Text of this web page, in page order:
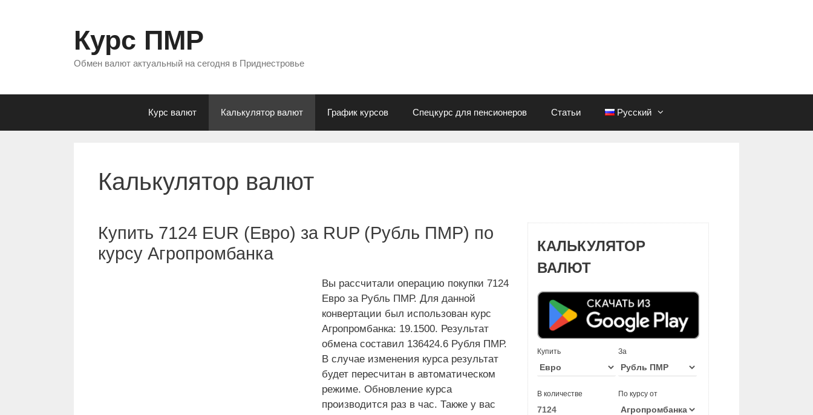
Курс ПМР
Обмен валют актуальный на сегодня в Приднестровье
Курс валют Калькулятор валют График курсов Спецкурс для пенсионеров Статьи Русский
Калькулятор валют
Купить 7124 EUR (Евро) за RUP (Рубль ПМР) по
курсу Агропромбанка
Вы рассчитали операцию покупки 7124
Евро за Рубль ПМР. Для данной
конвертации был использован курс
Агропромбанка: 19.1500. Результат
обмена составил 136424.6 Рубля ПМР.
В случае изменения курса результат
будет пересчитан в автоматическом
режиме. Обновление курса
производится раз в час. Также у вас
КАЛЬКУЛЯТОР
ВАЛЮТ
Купить За
В количестве По курсу от